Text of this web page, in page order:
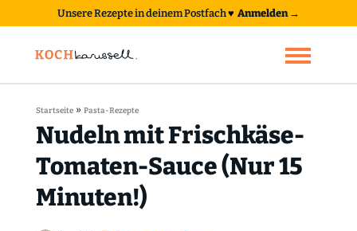
Unsere Rezepte in deinem Postfach♥ Anmelden →
Startseite» Pasta-Rezepte
Nudeln mit Frischkäse-
Tomaten-Sauce (Nur 15
Minuten!)